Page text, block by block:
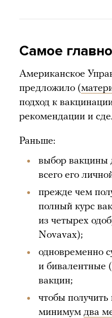
Самое
Американское
предложило (
подход к
рекомендации и
Раньше:
выбор вакцины
всего его
прежде чем
полный курс
из четырех
Novavax);
одновременно
и бивалентные
вакцин;
чтобы
минимум два